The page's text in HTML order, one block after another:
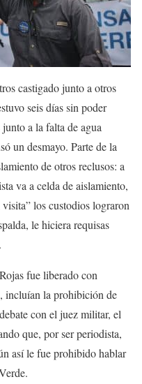
castigado junto a otros
seis días sin poder
a la falta de agua
un desmayo. Parte de la
de otros reclusos: a
va a celda de aislamiento,
los custodios lograron
le hiciera requisas
fue liberado con
incluían la prohibición de
con el juez militar, el
que, por ser periodista,
así le fue prohibido hablar